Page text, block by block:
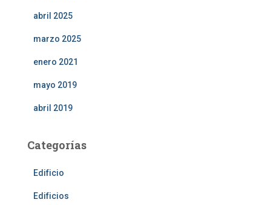
abril 2025
marzo 2025
enero 2021
mayo 2019
abril 2019
Categorías
Edificio
Edificios